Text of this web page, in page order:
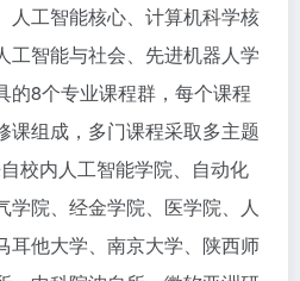
人工智能核心、计算机科学核
工智能与社会、先进机器人学
的8个专业课程群，每个课程
课组成，多门课程采取多主题
校内人工智能学院、自动化
学院、经金学院、医学院、人
耳他大学、南京大学、陕西师